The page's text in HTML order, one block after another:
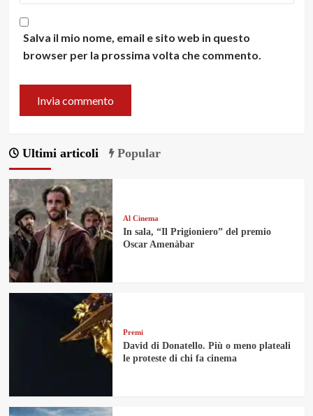
Salva il mio nome, email e sito web in questo
browser per la prossima volta che commento.
Ultimi articoli Popular
Al Cinema
In sala, “Il Prigioniero” del premio
Oscar Amenàbar
Premi
David di Donatello. Più o meno plateali
le proteste di chi fa cinema